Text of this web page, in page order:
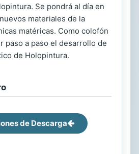
Se pondrá al día en
materiales de la
matéricas. Como colofón
paso a paso el desarrollo de
de Holopintura.
de Descarga